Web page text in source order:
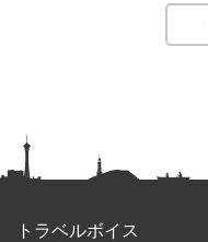
トラベルボイス